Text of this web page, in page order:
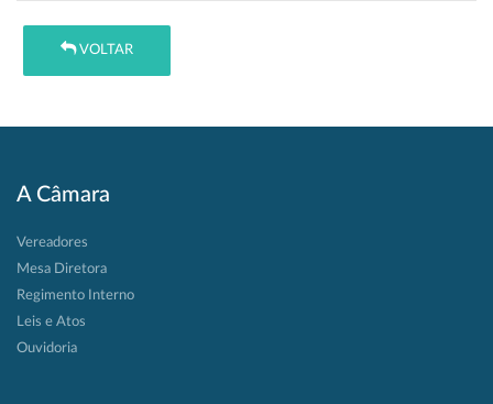
VOLTAR
A Câmara
Vereadores
Mesa Diretora
Regimento Interno
Leis e Atos
Ouvidoria